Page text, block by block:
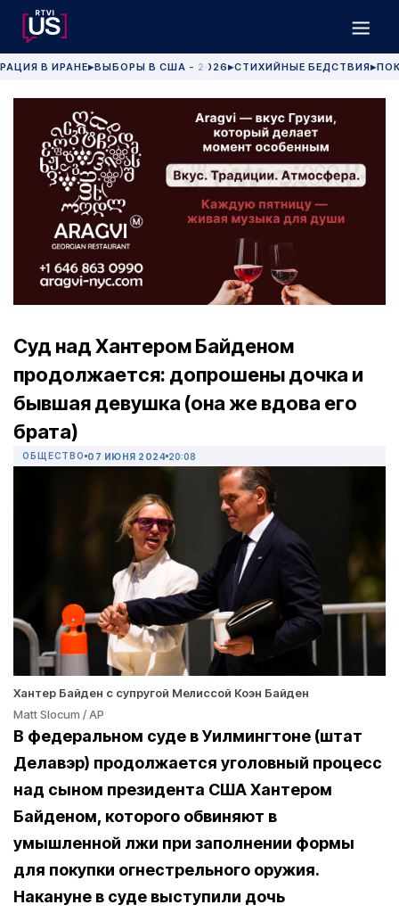
В ИРАНЕ▶ВЫБОРЫ В США - 2026 ▶СТИХИЙНЫЕ БЕДСТВИЯ▶
Суд над Хантером Байденом
продолжается: допрошены дочка и
бывшая девушка (она же вдова его
брата)
ОБЩЕСТВО 07 ИЮНЯ 2024 20:08
Хантер Байден с супругой Мелиссой Коэн Байден
Matt Slocum / AP
В федеральном суде в Уилмингтоне (штат
Делавэр) продолжается уголовный процесс
над сыном президента США Хантером
Байденом, которого обвиняют в
умышленной лжи при заполнении формы
для покупки огнестрельного оружия.
Накануне в суде выступили дочь